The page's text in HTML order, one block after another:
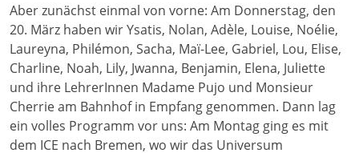
Aber zunächst einmal von vorne: Am Donnerstag, den
20. März haben wir Ysatis, Nolan, Adèle, Louise, Noélie,
Laureyna, Philémon, Sacha, Maï-Lee, Gabriel, Lou, Elise,
Charline, Noah, Lily, Jwanna, Benjamin, Elena, Juliette
und ihre LehrerInnen Madame Pujo und Monsieur
Cherrie am Bahnhof in Empfang genommen. Dann lag
ein volles Programm vor uns: Am Montag ging es mit
dem ICE nach Bremen, wo wir das Universum